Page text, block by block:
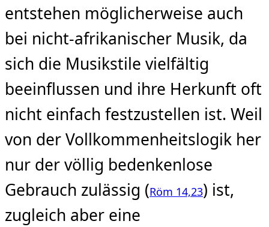
entstehen möglicherweise auch
bei nicht-afrikanischer Musik, da
sich die Musikstile vielfältig
beeinflussen und ihre Herkunft oft
nicht einfach festzustellen ist. Weil
von der Vollkommenheitslogik her
nur der völlig bedenken­lose
Gebrauch zulässig (Röm 14,23) ist,
zugleich aber eine